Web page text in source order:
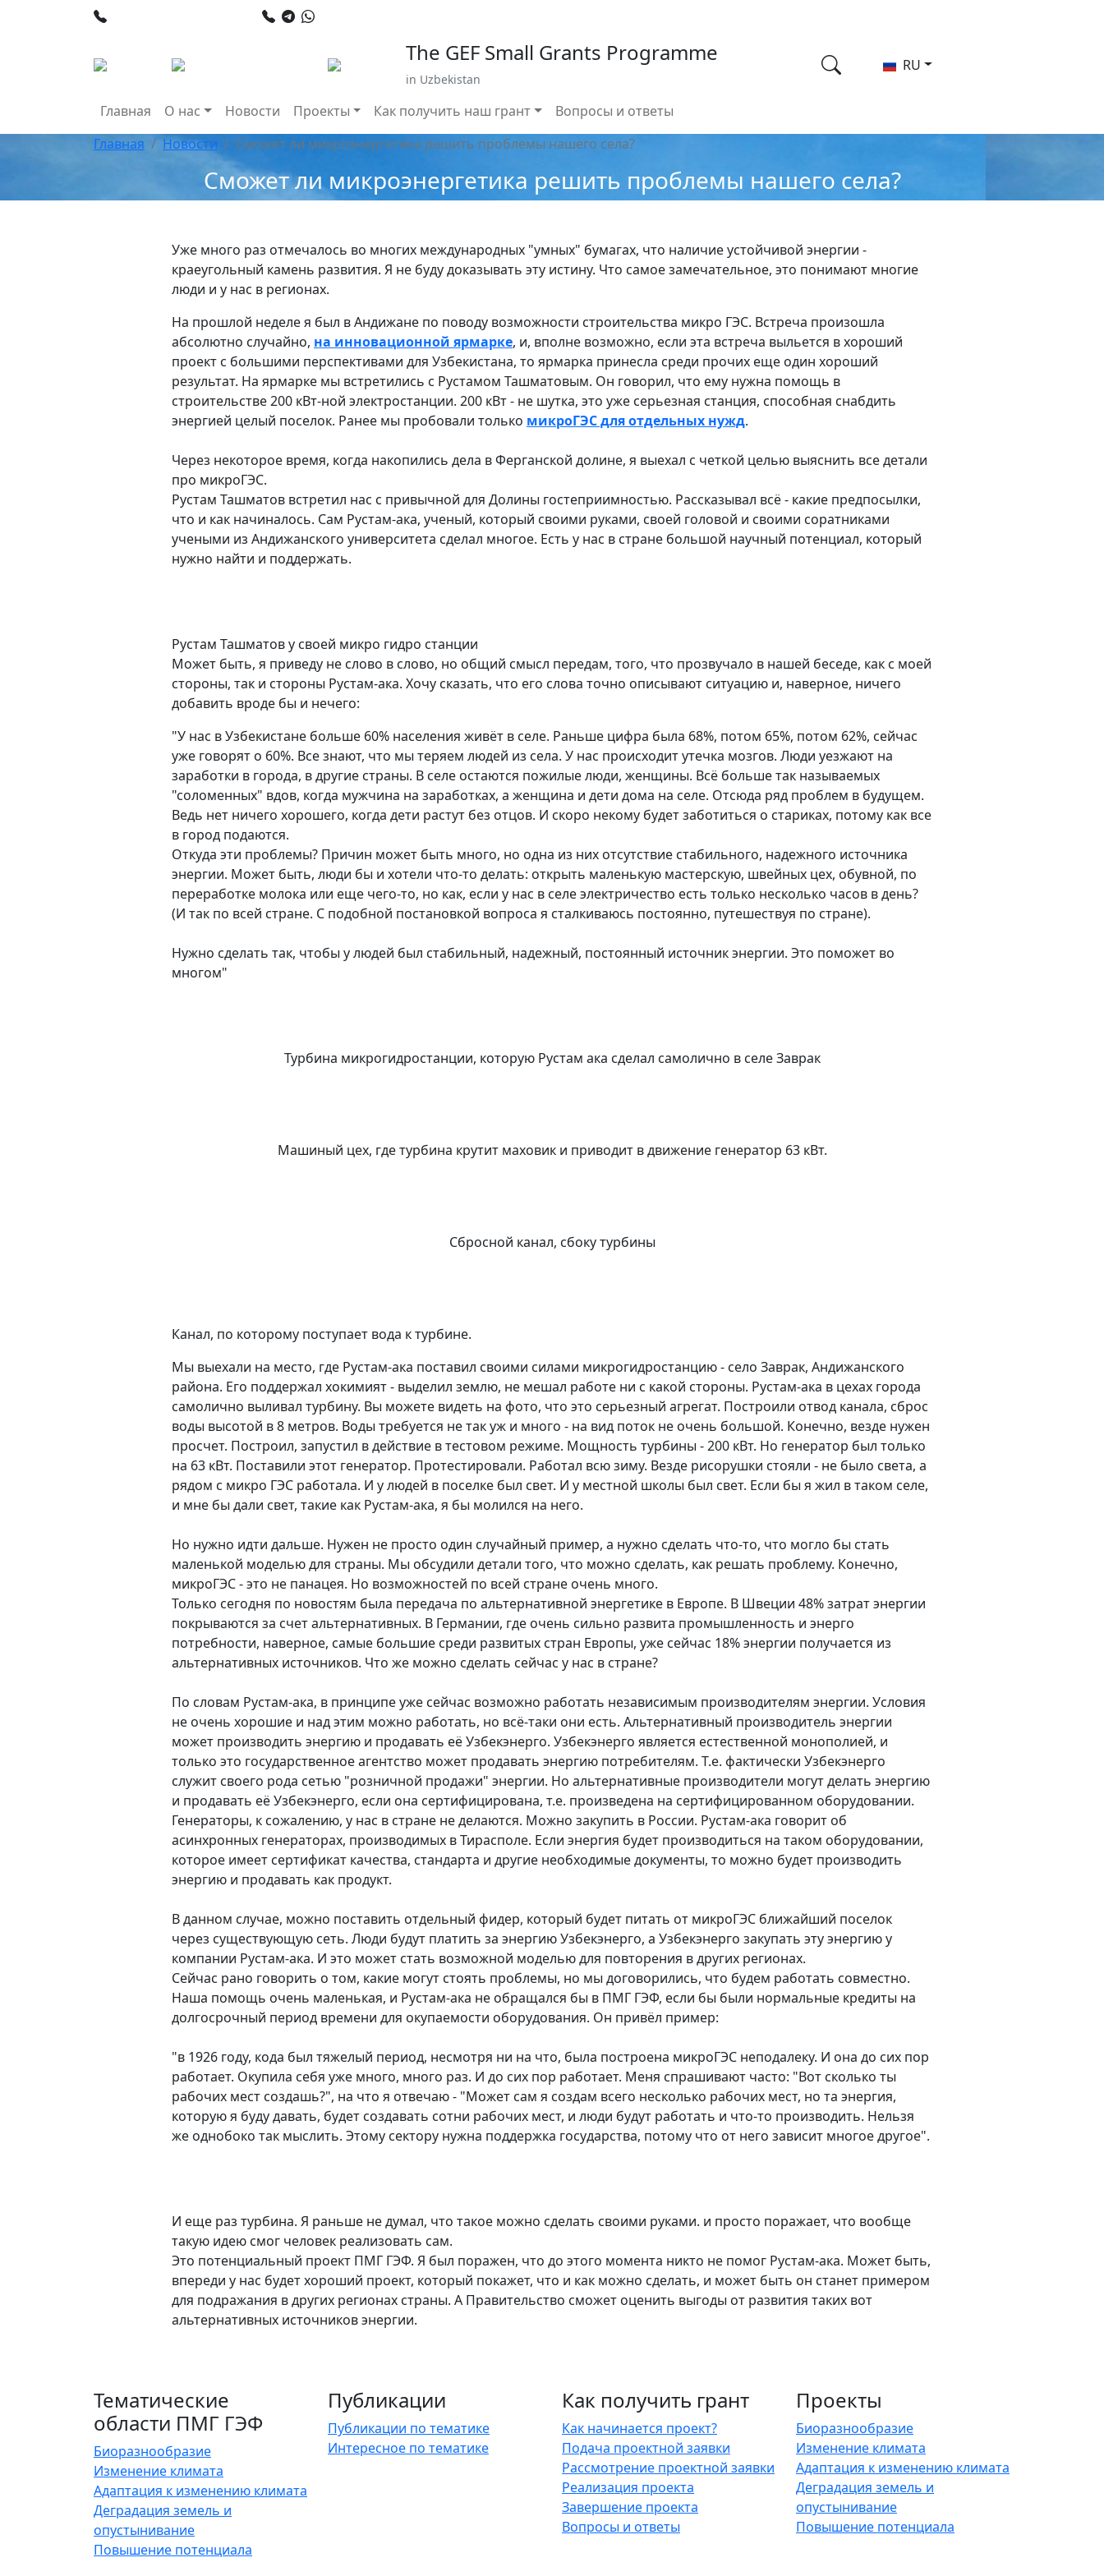
The GEF Small Grants Programme
in Uzbekistan
RU
Главная О нас Новости Проекты Как получить наш грант
Вопросы и ответы
Главная
Новости Сможет ли микроэнергетика решить проблемы нашего села?
Сможет ли микроэнергетика решить проблемы нашего села?
Уже много раз отмечалось во многих международных "умных" бумагах, что наличие устойчивой энергии -
краеугольный камень развития. Я не буду доказывать эту истину. Что самое замечательное, это понимают многие
люди и у нас в регионах.
На прошлой неделе я был в Андижане по поводу возможности строительства микро ГЭС. Встреча произошла
абсолютно случайно, на инновационной ярмарке, и, вполне возможно, если эта встреча выльется в хороший
проект с большими перспективами для Узбекистана, то ярмарка принесла среди прочих еще один хороший
результат. На ярмарке мы встретились с Рустамом Ташматовым. Он говорил, что ему нужна помощь в
строительстве 200 кВт-ной электростанции. 200 кВт - не шутка, это уже серьезная станция, способная снабдить
энергией целый поселок. Ранее мы пробовали только микроГЭС для отдельных нужд.
Через некоторое время, когда накопились дела в Ферганской долине, я выехал с четкой целью выяснить все детали
про микроГЭС.
Рустам Ташматов встретил нас с привычной для Долины гостеприимностью. Рассказывал всё - какие предпосылки,
что и как начиналось. Сам Рустам-ака, ученый, который своими руками, своей головой и своими соратниками
учеными из Андижанского университета сделал многое. Есть у нас в стране большой научный потенциал, который
нужно найти и поддержать.
Рустам Ташматов у своей микро гидро станции
Может быть, я приведу не слово в слово, но общий смысл передам, того, что прозвучало в нашей беседе, как с моей
стороны, так и стороны Рустам-ака. Хочу сказать, что его слова точно описывают ситуацию и, наверное, ничего
добавить вроде бы и нечего:
"У нас в Узбекистане больше 60% населения живёт в селе. Раньше цифра была 68%, потом 65%, потом 62%, сейчас
уже говорят о 60%. Все знают, что мы теряем людей из села. У нас происходит утечка мозгов. Люди уезжают на
заработки в города, в другие страны. В селе остаются пожилые люди, женщины. Всё больше так называемых
"соломенных" вдов, когда мужчина на заработках, а женщина и дети дома на селе. Отсюда ряд проблем в будущем.
Ведь нет ничего хорошего, когда дети растут без отцов. И скоро некому будет заботиться о стариках, потому как все
в город подаются.
Откуда эти проблемы? Причин может быть много, но одна из них отсутствие стабильного, надежного источника
энергии. Может быть, люди бы и хотели что-то делать: открыть маленькую мастерскую, швейных цех, обувной, по
переработке молока или еще чего-то, но как, если у нас в селе электричество есть только несколько часов в день?
(И так по всей стране. С подобной постановкой вопроса я сталкиваюсь постоянно, путешествуя по стране).
Нужно сделать так, чтобы у людей был стабильный, надежный, постоянный источник энергии. Это поможет во
многом"
Турбина микрогидростанции, которую Рустам ака сделал самолично в селе Заврак
Машиный цех, где турбина крутит маховик и приводит в движение генератор 63 кВт.
Сбросной канал, сбоку турбины
Канал, по которому поступает вода к турбине.
Мы выехали на место, где Рустам-ака поставил своими силами микрогидростанцию - село Заврак, Андижанского
района. Его поддержал хокимият - выделил землю, не мешал работе ни с какой стороны. Рустам-ака в цехах города
самолично выливал турбину. Вы можете видеть на фото, что это серьезный агрегат. Построили отвод канала, сброс
воды высотой в 8 метров. Воды требуется не так уж и много - на вид поток не очень большой. Конечно, везде нужен
просчет. Построил, запустил в действие в тестовом режиме. Мощность турбины - 200 кВт. Но генератор был только
на 63 кВт. Поставили этот генератор. Протестировали. Работал всю зиму. Везде рисорушки стояли - не было света, а
рядом с микро ГЭС работала. И у людей в поселке был свет. И у местной школы был свет. Если бы я жил в таком селе,
и мне бы дали свет, такие как Рустам-ака, я бы молился на него.
Но нужно идти дальше. Нужен не просто один случайный пример, а нужно сделать что-то, что могло бы стать
маленькой моделью для страны. Мы обсудили детали того, что можно сделать, как решать проблему. Конечно,
микроГЭС - это не панацея. Но возможностей по всей стране очень много.
Только сегодня по новостям была передача по альтернативной энергетике в Европе. В Швеции 48% затрат энергии
покрываются за счет альтернативных. В Германии, где очень сильно развита промышленность и энерго
потребности, наверное, самые большие среди развитых стран Европы, уже сейчас 18% энергии получается из
альтернативных источников. Что же можно сделать сейчас у нас в стране?
По словам Рустам-ака, в принципе уже сейчас возможно работать независимым производителям энергии. Условия
не очень хорошие и над этим можно работать, но всё-таки они есть. Альтернативный производитель энергии
может производить энергию и продавать её Узбекэнерго. Узбекэнерго является естественной монополией, и
только это государственное агентство может продавать энергию потребителям. Т.е. фактически Узбекэнерго
служит своего рода сетью "розничной продажи" энергии. Но альтернативные производители могут делать энергию
и продавать её Узбекэнерго, если она сертифицирована, т.е. произведена на сертифицированном оборудовании.
Генераторы, к сожалению, у нас в стране не делаются. Можно закупить в России. Рустам-ака говорит об
асинхронных генераторах, производимых в Тирасполе. Если энергия будет производиться на таком оборудовании,
которое имеет сертификат качества, стандарта и другие необходимые документы, то можно будет производить
энергию и продавать как продукт.
В данном случае, можно поставить отдельный фидер, который будет питать от микроГЭС ближайший поселок
через существующую сеть. Люди будут платить за энергию Узбекэнерго, а Узбекэнерго закупать эту энергию у
компании Рустам-ака. И это может стать возможной моделью для повторения в других регионах.
Сейчас рано говорить о том, какие могут стоять проблемы, но мы договорились, что будем работать совместно.
Наша помощь очень маленькая, и Рустам-ака не обращался бы в ПМГ ГЭФ, если бы были нормальные кредиты на
долгосрочный период времени для окупаемости оборудования. Он привёл пример:
"в 1926 году, кода был тяжелый период, несмотря ни на что, была построена микроГЭС неподалеку. И она до сих пор
работает. Окупила себя уже много, много раз. И до сих пор работает. Меня спрашивают часто: "Вот сколько ты
рабочих мест создашь?", на что я отвечаю - "Может сам я создам всего несколько рабочих мест, но та энергия,
которую я буду давать, будет создавать сотни рабочих мест, и люди будут работать и что-то производить. Нельзя
же однобоко так мыслить. Этому сектору нужна поддержка государства, потому что от него зависит многое другое".
И еще раз турбина. Я раньше не думал, что такое можно сделать своими руками. и просто поражает, что вообще
такую идею смог человек реализовать сам.
Это потенциальный проект ПМГ ГЭФ. Я был поражен, что до этого момента никто не помог Рустам-ака. Может быть,
впереди у нас будет хороший проект, который покажет, что и как можно сделать, и может быть он станет примером
для подражания в других регионах страны. А Правительство сможет оценить выгоды от развития таких вот
альтернативных источников энергии.
Тематические
области ПМГ ГЭФ
Биоразнообразие
Изменение климата
Адаптация к изменению климата
Деградация земель и
опустынивание
Повышение потенциала
Публикации
Публикации по тематике
Интересное по тематике
Как получить грант
Как начинается проект?
Подача проектной заявки
Рассмотрение проектной заявки
Реализация проекта
Завершение проекта
Вопросы и ответы
Проекты
Биоразнообразие
Изменение климата
Адаптация к изменению климата
Деградация земель и
опустынивание
Повышение потенциала